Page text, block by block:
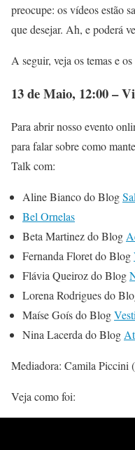
preocupe: os vídeos estão
que desejar. Ah, e poderá
A seguir, veja os temas e
13 de Maio, 12:00 –
Para abrir nosso evento
para falar sobre como
Talk com:
Aline Bianco do Blog
Bel Ornelas
Beta Martinez do Blog
Fernanda Floret do Blog
Flávia Queiroz do Blog
Lorena Rodrigues do
Maíse Goís do Blog
Nina Lacerda do Blog
Mediadora: Camila Piccini
Veja como foi: